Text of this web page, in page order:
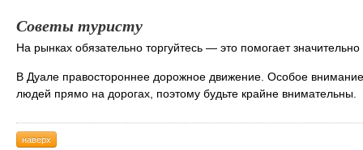
Советы туристу
На рынках обязательно торгуйтесь — это помогает
В Дуале правостороннее дорожное движение. Особое
людей прямо на дорогах, поэтому будьте крайне внимательны.
наверх